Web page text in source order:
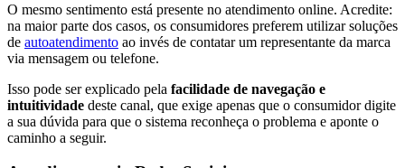
O mesmo sentimento está presente no atendimento online. Acredite:
na maior parte dos casos, os consumidores preferem utilizar soluções
de autoatendimento ao invés de contatar um representante da marca
via mensagem ou telefone.
Isso pode ser explicado pela facilidade de navegação e
intuitividade deste canal, que exige apenas que o consumidor digite
a sua dúvida para que o sistema reconheça o problema e aponte o
caminho a seguir.